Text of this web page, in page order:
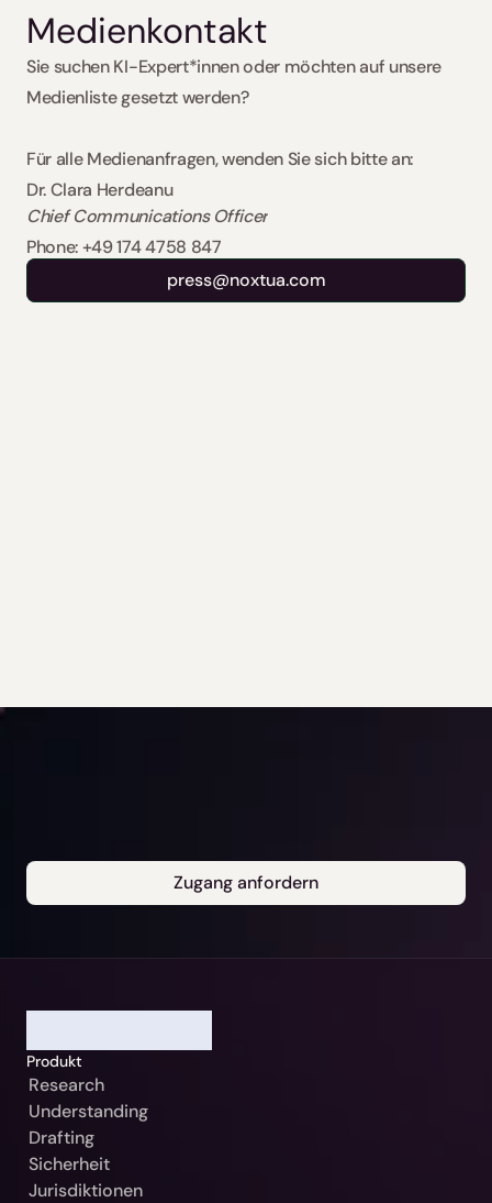
Medienkontakt
Sie suchen KI-Expert*innen oder möchten auf unsere
Medienliste gesetzt werden?
Für alle Medienanfragen, wenden Sie sich bitte an:
Dr. Clara Herdeanu
Chief Communications Officer
Phone: +49 174 4758 847
press@noxtua.com
Österreich / MANZ-Noxtua
Schweiz / Swiss-Noxtua
Polen / Beck-Noxtua
Czech Republic / Beck-Noxtua
Zugang anfordern
Produkt
Research
Understanding
Drafting
Sicherheit
Jurisdiktionen